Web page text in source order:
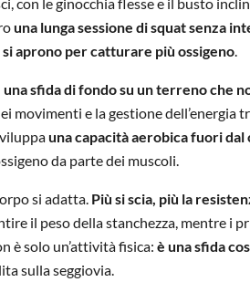
una lunga sessione di squat senza
aprono per catturare più ossigeno.
sfida di fondo su un terreno che
e la gestione dell’energia
una capacità aerobica fuori dal
da parte dei muscoli.
si adatta. Più si scia, più la
il peso della stanchezza, mentre i
è solo un’attività fisica: è una sfida
sulla seggiovia.